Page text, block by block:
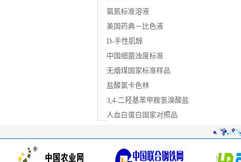
氨氮标准溶液
美国药典－比色液
D-手性肌醇
中国细菌浊度标准
无烟煤国家标准样品
盐酸氯卡色林
3,4-二羟基苯甲胺氢溴酸盐
人血白蛋白国家对照品
脑膜炎奈瑟氏菌诊断血清国家参考品A
3-酮基呋喃丹(3-酮基克百威) 标准品